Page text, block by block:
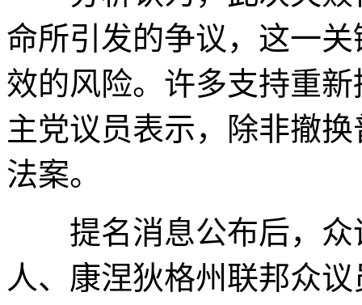
命所引发的争议，这一
效的风险。许多支持重
主党议员表示，除非撤
法案。
提名消息公布后，众
人、康涅狄格州联邦众